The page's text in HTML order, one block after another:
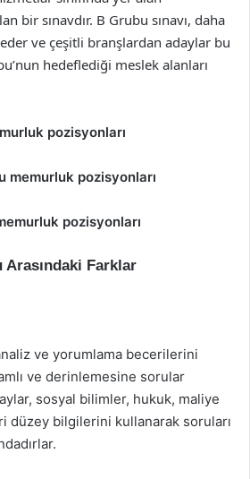
bir sınavdır. B Grubu sınavı, daha
ve çeşitli branşlardan adaylar bu
hedeflediği meslek alanları
pozisyonları
memurluk pozisyonları
pozisyonları
Arasındaki Farklar
ve yorumlama becerilerini
ve derinlemesine sorular
sosyal bilimler, hukuk, maliye
düzey bilgilerini kullanarak soruları